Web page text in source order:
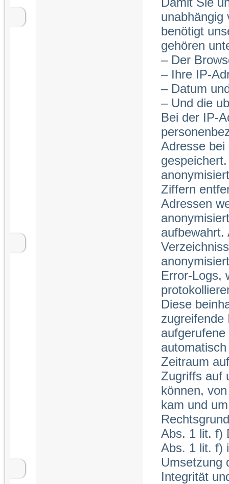
unabhängig
benötigt
gehören
– Der
– Ihre IP-
– Datum
– Und die
Bei der IP-
Adresse
Ziffern
Adressen
aufbewahrt.
Error-Logs,
Diese
zugreifende
Zeitraum
Zugriffs auf
können,
kam und
Abs. 1 lit. f)
Abs. 1 lit. f)
Umsetzung
Integrität